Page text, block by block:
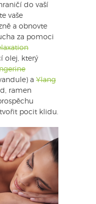
do vaší
vaše
a obnovte
za pomoci
olej, který
a Ylang
ramen
pocit klidu.